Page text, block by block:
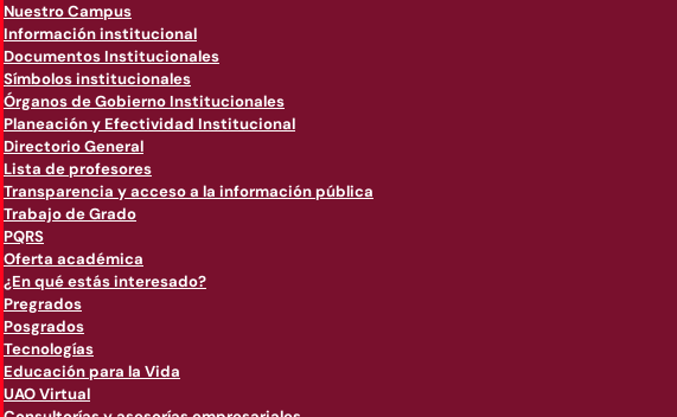
Nuestro Campus
Información institucional
Documentos Institucionales
Símbolos institucionales
Órganos de Gobierno Institucionales
Planeación y Efectividad Institucional
Directorio General
Lista de profesores
Transparencia y acceso a la información pública
Trabajo de Grado
PQRS
Oferta académica
¿En qué estás interesado?
Pregrados
Posgrados
Tecnologías
Educación para la Vida
UAO Virtual